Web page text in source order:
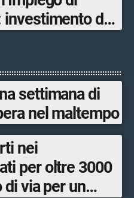
investimento da
settimana di
nel maltempo
nei
per oltre 3000
via per un